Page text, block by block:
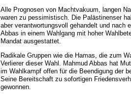
Alle Prognosen von Machtvakuum, langen
waren zu pessimistisch. Die Palästinenser
aber verantwortungsvoll gehandelt und nach
Abbas in einem Wahlgang mit hoher
Mandat ausgestattet.
Radikale Gruppen wie die Hamas, die zum
Verlierer dieser Wahl. Mahmud Abbas hat
im Wahlkampf offen für die Beendigung der
Seine Bereitschaft zu sofortigen
gewonnen.